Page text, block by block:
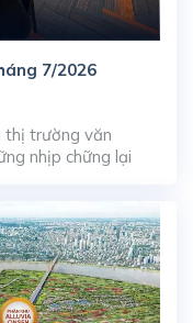
7/2026
thị trường văn
nhịp chững lại
sóng gia tăng
Dù tỷ lệ lấp